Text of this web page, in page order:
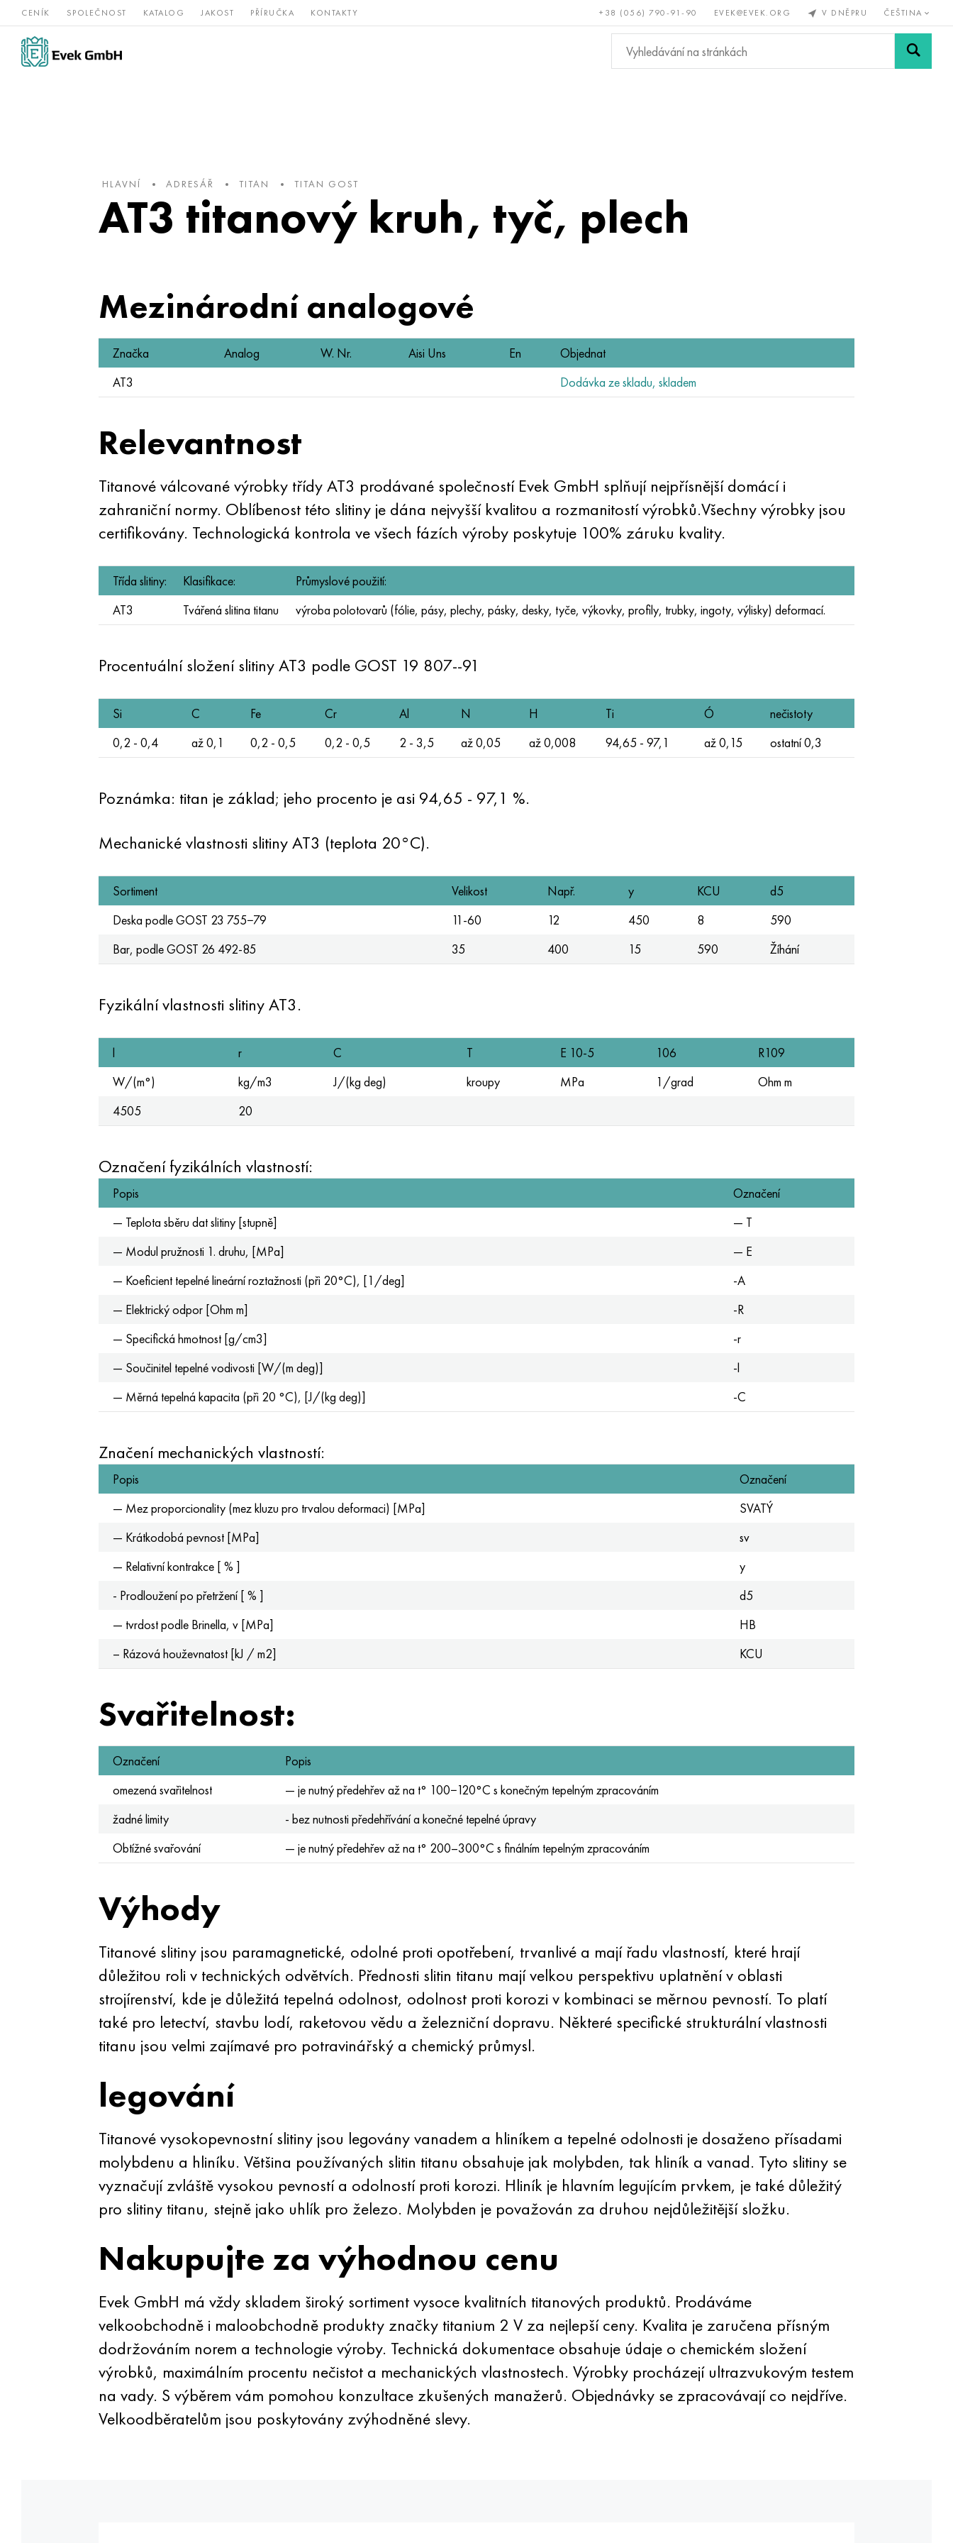
CENÍK SPOLEČNOST KATALOG JAKOST PŘÍRUČKA KONTAKTY +38 (056) 790-91-90 EVEK@EVEK.ORG V DNĚPRU ČEŠTINA
Slitiny
niklu
nerezová Vzácné a Bronz, měď, Neželezné
kovy
Legovaná Sítě a
HLAVNÍ ADRESÁŘ TITAN TITAN GOST
AT3 titanový kruh, tyč, plech
Mezinárodní analogové
Značka Analog W. Nr. Aisi Uns En
Objednat
AT3
Dodávka ze skladu, skladem
Relevantnost
Titanové válcované výrobky třídy AT3 prodávané společností Evek GmbH splňují nejpřísnější domácí i
zahraniční normy. Oblíbenost této slitiny je dána nejvyšší kvalitou a rozmanitostí výrobků.Všechny výrobky jsou
certifikovány. Technologická kontrola ve všech fázích výroby poskytuje 100% záruku kvality.
Třída slitiny: Klasifikace:
Průmyslové použití:
AT3
Tvářená slitina titanu výroba polotovarů (fólie, pásy, plechy, pásky, desky, tyče, výkovky, profily, trubky, ingoty, výlisky) deformací.
Procentuální složení slitiny AT3 podle GOST 19 807--91
Si C Fe Cr Al N H Ti Ó
nečistoty
0,2 - 0,4
až 0,1 0,2 - 0,5 0,2 - 0,5 2 - 3,5 až 0,05 až 0,008 94,65 - 97,1 až 0,15 ostatní 0,3
Poznámka: titan je základ; jeho procento je asi 94,65 - 97,1 %.
Mechanické vlastnosti slitiny AT3 (teplota 20°C).
Sortiment Velikost Např. y KCU
d5
Deska podleGOST 23 755−79 11-60 12 450 8
590
Bar, podleGOST 26 492-85 35 400 15 590 Žíhání
Fyzikální vlastnosti slitiny AT3.
l r C T E 10-5 106
R109
W/(m°)
kg/m3 J/(kg deg) kroupy MPa 1/grad
Ohm m
4505
20
Označení fyzikálních vlastností:
Popis
Označení
— Teplota sběru dat slitiny [stupně]
— T
— Modul pružnosti 1. druhu, [MPa]
— E
— Koeficient tepelné lineární roztažnosti (při 20°С), [1/deg]
-A
— Elektrický odpor [Ohm m]
-R
— Specifická hmotnost [g/cm3]
-r
— Součinitel tepelné vodivosti [W/(m deg)]
-l
— Měrná tepelná kapacita (při 20 °C), [J/(kg deg)]
-C
Značení mechanických vlastností:
Popis
Označení
— Mez proporcionality (mez kluzu pro trvalou deformaci) [MPa]
SVATÝ
— Krátkodobá pevnost [MPa]
sv
— Relativní kontrakce [ % ]
y
- Prodloužení po přetržení [ % ]
d5
— tvrdost podle Brinella, v [MPa]
HB
– Rázová houževnatost [kJ / m2]
KCU
Svařitelnost:
Označení
Popis
omezená svařitelnost
— je nutný předehřev až na t° 100−120°С s konečným tepelným zpracováním
žadné limity
- bez nutnosti předehřívání a konečné tepelné úpravy
Obtížné svařování
— je nutný předehřev až na t° 200–300°С s finálním tepelným zpracováním
Výhody
Titanové slitiny jsou paramagnetické, odolné proti opotřebení, trvanlivé a mají řadu vlastností, které hrají
důležitou roli v technických odvětvích. Přednosti slitin titanu mají velkou perspektivu uplatnění v oblasti
strojírenství, kde je důležitá tepelná odolnost, odolnost proti korozi v kombinaci se měrnou pevností. To platí
také pro letectví, stavbu lodí, raketovou vědu a železniční dopravu. Některé specifické strukturální vlastnosti
titanu jsou velmi zajímavé pro potravinářský a chemický průmysl.
legování
Titanové vysokopevnostní slitiny jsou legovány vanadem a hliníkem a tepelné odolnosti je dosaženo přísadami
molybdenu a hliníku. Většina používaných slitin titanu obsahuje jak molybden, tak hliník a vanad. Tyto slitiny se
vyznačují zvláště vysokou pevností a odolností proti korozi. Hliník je hlavním legujícím prvkem, je také důležitý
pro slitiny titanu, stejně jako uhlík pro železo. Molybden je považován za druhou nejdůležitější složku.
Nakupujte za výhodnou cenu
Evek GmbH má vždy skladem široký sortiment vysoce kvalitních titanových produktů. Prodáváme
velkoobchodně i maloobchodně produkty značky titanium 2 V za nejlepší ceny. Kvalita je zaručena přísným
dodržováním norem a technologie výroby. Technická dokumentace obsahuje údaje o chemickém složení
výrobků, maximálním procentu nečistot a mechanických vlastnostech. Výrobky procházejí ultrazvukovým testem
na vady. S výběrem vám pomohou konzultace zkušených manažerů. Objednávky se zpracovávají co nejdříve.
Velkoodběratelům jsou poskytovány zvýhodněné slevy.